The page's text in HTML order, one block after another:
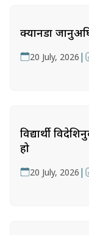
क्यानडा
20 July, 2026 |
विद्यार्थी
हो
20 July, 2026 |